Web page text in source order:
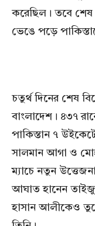
করেছিল। তবে শেষ
ভেঙে পড়ে
চতুর্থ দিনের শেষ
বাংলাদেশ। ৪৩৭
পাকিস্তান ৭
সালমান আগা ও
ম্যাচে নতুন
আঘাত হানেন
হাসান আলীকেও